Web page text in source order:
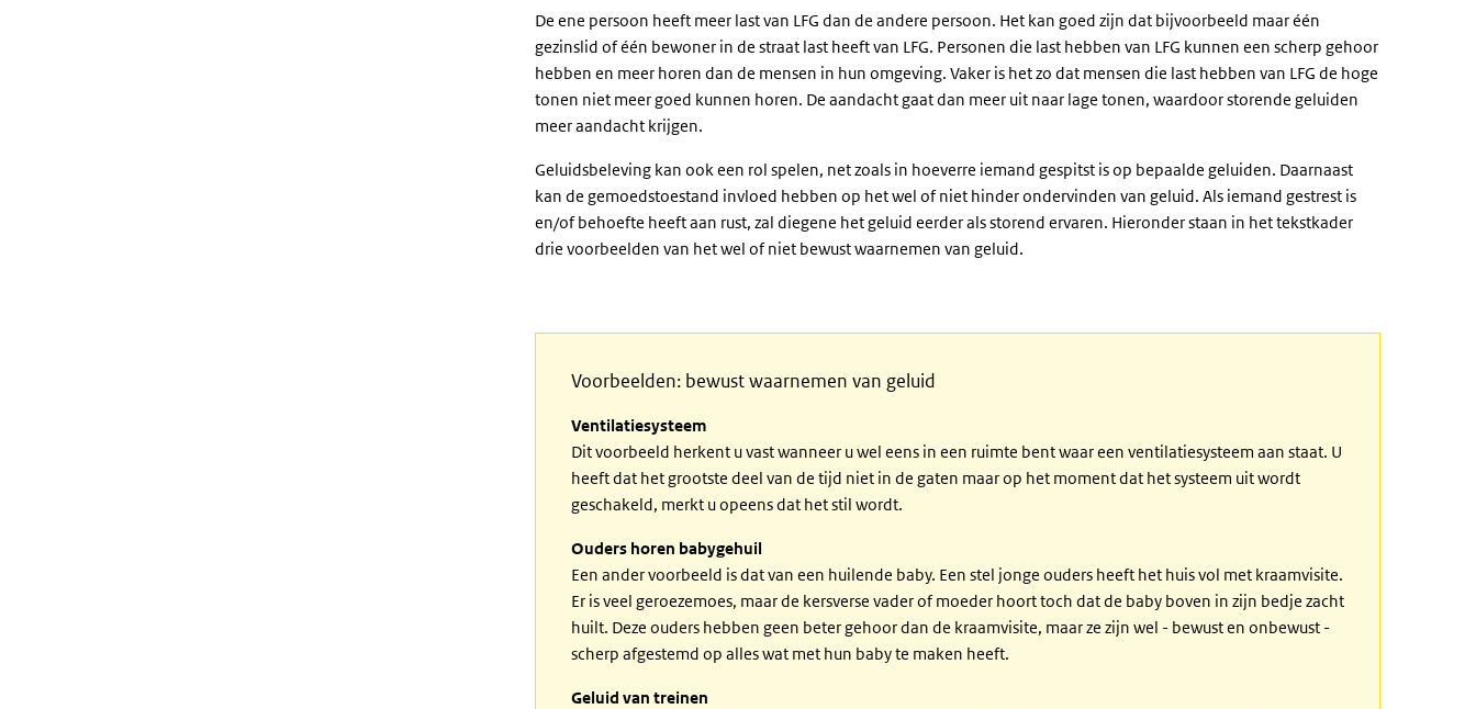
De ene persoon heeft meer last van LFG dan de andere persoon. Het kan goed zijn dat bijvoorbeeld maar één
gezinslid of één bewoner in de straat last heeft van LFG. Personen die last hebben van LFG kunnen een scherp gehoor
hebben en meer horen dan de mensen in hun omgeving. Vaker is het zo dat mensen die last hebben van LFG de hoge
tonen niet meer goed kunnen horen. De aandacht gaat dan meer uit naar lage tonen, waardoor storende geluiden
meer aandacht krijgen.
Geluidsbeleving kan ook een rol spelen, net zoals in hoeverre iemand gespitst is op bepaalde geluiden. Daarnaast
kan de gemoedstoestand invloed hebben op het wel of niet hinder ondervinden van geluid. Als iemand gestrest is
en/of behoefte heeft aan rust, zal diegene het geluid eerder als storend ervaren. Hieronder staan in het tekstkader
drie voorbeelden van het wel of niet bewust waarnemen van geluid.
Voorbeelden: bewust waarnemen van geluid
Ventilatiesysteem
Dit voorbeeld herkent u vast wanneer u wel eens in een ruimte bent waar een ventilatiesysteem aan staat. U
heeft dat het grootste deel van de tijd niet in de gaten maar op het moment dat het systeem uit wordt
geschakeld, merkt u opeens dat het stil wordt.
Ouders horen babygehuil
Een ander voorbeeld is dat van een huilende baby. Een stel jonge ouders heeft het huis vol met kraamvisite.
Er is veel geroezemoes, maar de kersverse vader of moeder hoort toch dat de baby boven in zijn bedje zacht
huilt. Deze ouders hebben geen beter gehoor dan de kraamvisite, maar ze zijn wel - bewust en onbewust -
scherp afgestemd op alles wat met hun baby te maken heeft.
Geluid van treinen